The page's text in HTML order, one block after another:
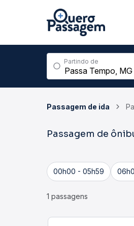
Partindo de
Passagem de ida
Passagem de
00h00 - 05h59
1 passagens